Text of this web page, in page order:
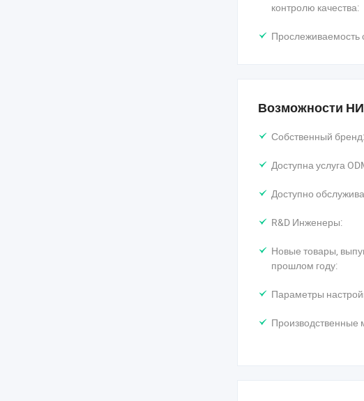
контролю качества:
Прослеживаемость
Возможности
Собственный бренд:
Доступна услуга
Доступно
R&D Инженеры:
Новые товары,
прошлом году:
Параметры